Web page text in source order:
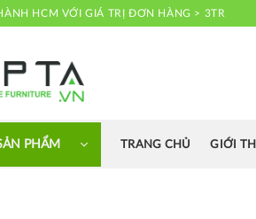
HCM VỚI GIÁ TRỊ ĐƠN HÀNG > 3TR
PHẨM TRANG CHỦ GIỚI